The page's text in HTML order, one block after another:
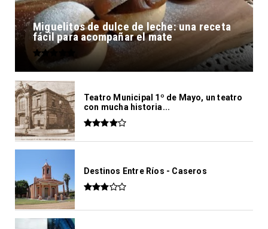
Miguelitos de dulce de leche: una receta
fácil para acompañar el mate
Teatro Municipal 1º de Mayo, un teatro
con mucha historia...
Destinos Entre Ríos - Caseros